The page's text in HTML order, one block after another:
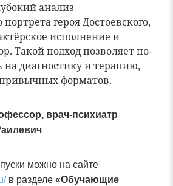
анализ
героя Достоевского,
исполнение и
Такой подход позволяет по-
на диагностику и терапию,
форматов.
врач-психиатр
можно на сайте
/в разделе «Обучающие